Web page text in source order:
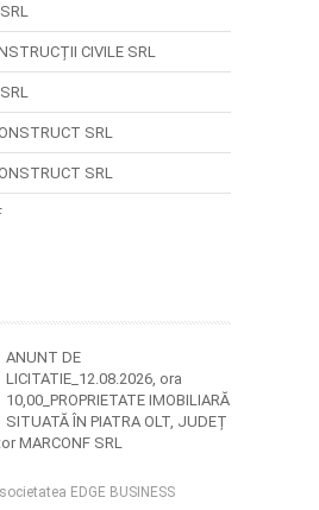
CIVILE SRL
SRL
SRL
ANUNT DE
LICITATIE_12.08.2026, ora
10,00_PROPRIETATE IMOBILIARĂ
SITUATĂ ÎN PIATRA OLT, JUDEȚ
MARCONF SRL
EDGE BUSINESS